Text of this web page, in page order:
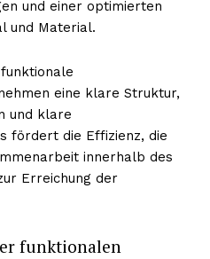
und einer optimierten
und Material.
eine klare Struktur,
und klare
fördert die Effizienz, die
innerhalb des
Erreichung der
funktionalen